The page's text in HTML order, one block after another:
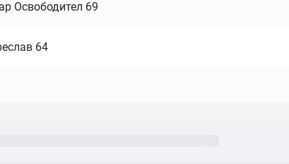
Освободител 69
64